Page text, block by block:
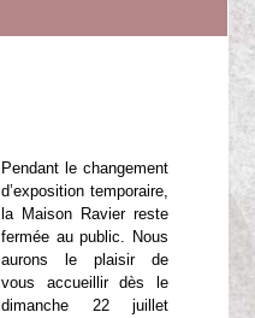
Pendant le changement
d’exposition temporaire,
la Maison Ravier reste
fermée au public. Nous
aurons le plaisir de
vous accueillir dès le
dimanche 22 juillet